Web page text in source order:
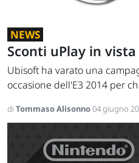
NEWS
Sconti uPlay in vista
Ubisoft ha varato una
occasione dell'E3 2014 per
di Tommaso Alisonno04 giugno